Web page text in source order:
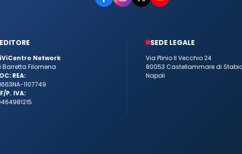
Network
Barretta Filomena
REA:
NA-1107749
P. IVA:
SEDE LEGALE
Via Plinio Il Vecchio 24
80053 Castellammare di
Napoli